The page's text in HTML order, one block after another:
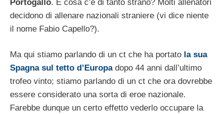
Portogallo. E cosa c’è di tanto strano? Molti allenatori
decidono di allenare nazionali straniere (vi dice niente
il nome Fabio Capello?).
Ma qui stiamo parlando di un ct che ha portato la sua
Spagna sul tetto d’Europadopo 44 anni dall’ultimo
trofeo vinto; stiamo parlando di un ct che ora dovrebbe
essere considerato una sorta di eroe nazionale.
Farebbe dunque un certo effetto vederlo occupare la